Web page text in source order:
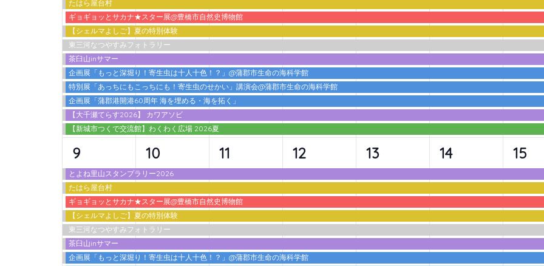
ま
す。
ベ
ン
ト,
たはら屋台村
ギョギョッとサカナ★スター展@豊橋市自然史博物館
【シェルマよしご】夏の特別体験
東三河なつやすみフォトラリー
茶臼山inサマー
企画展「もっと深堀り！寄生虫は十人十色！？」@蒲郡市生命の海科学館
特別展「あっちにもこっちにも！寄生虫のせかい」講演会@蒲郡市生命の海科学館
企画展「蒲郡港開港60周年 海を埋める・海を拓く」
【大千瀬てらす2026】 カワアソビ
【新城市つくで交流館】わくわく広場 2026夏
ベ
ン
ト,
ベ
ン
ト,
ベ
ン
ト,
ベ
ン
ト,
ベ
ン
ト,
ベ
ン
ト,
12
イ
ベ
ン
ト,
9
とよね里山スタンプラリー2026
たはら屋台村
ギョギョッとサカナ★スター展@豊橋市自然史博物館
【シェルマよしご】夏の特別体験
東三河なつやすみフォトラリー
茶臼山inサマー
企画展「もっと深堀り！寄生虫は十人十色！？」@蒲郡市生命の海科学館
10
イ
ベ
ン
ト,
10
10
イ
ベ
ン
ト,
11
10
イ
ベ
ン
ト,
12
10
イ
ベ
ン
ト,
13
10
イ
ベ
ン
ト,
14
10
イ
ベ
ン
ト,
15